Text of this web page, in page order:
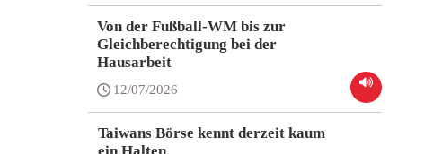
Von der Fußball-WM bis zur
Gleichberechtigung bei der
Hausarbeit
12/07/2026
Taiwans Börse kennt derzeit kaum